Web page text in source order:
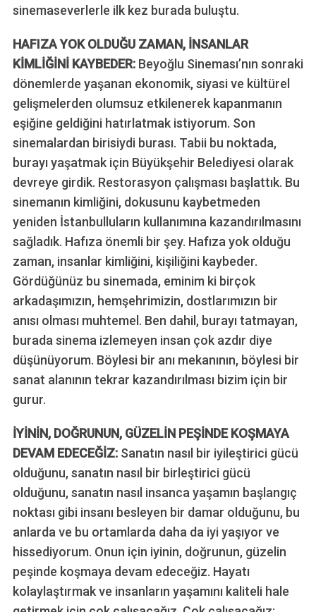
sinemaseverlerle ilk kez burada buluştu.
HAFIZA YOK OLDUĞU ZAMAN, İNSANLAR
KİMLİĞİNİ KAYBEDER: Beyoğlu Sineması’nın sonraki
dönemlerde yaşanan ekonomik, siyasi ve kültürel
gelişmelerden olumsuz etkilenerek kapanmanın
eşiğine geldiğini hatırlatmak istiyorum. Son
sinemalardan birisiydi burası. Tabii bu noktada,
burayı yaşatmak için Büyükşehir Belediyesi olarak
devreye girdik. Restorasyon çalışması başlattık. Bu
sinemanın kimliğini, dokusunu kaybetmeden
yeniden İstanbulluların kullanımına kazandırılmasını
sağladık. Hafıza önemli bir şey. Hafıza yok olduğu
zaman, insanlar kimliğini, kişiliğini kaybeder.
Gördüğünüz bu sinemada, eminim ki birçok
arkadaşımızın, hemşehrimizin, dostlarımızın bir
anısı olması muhtemel. Ben dahil, burayı tatmayan,
burada sinema izlemeyen insan çok azdır diye
düşünüyorum. Böylesi bir anı mekanının, böylesi bir
sanat alanının tekrar kazandırılması bizim için bir
gurur.
İYİNİN, DOĞRUNUN, GÜZELİN PEŞİNDE KOŞMAYA
DEVAM EDECEĞİZ:Sanatın nasıl bir iyileştirici gücü
olduğunu, sanatın nasıl bir birleştirici gücü
olduğunu, sanatın nasıl insanca yaşamın başlangıç
noktası gibi insanı besleyen bir damar olduğunu, bu
anlarda ve bu ortamlarda daha da iyi yaşıyor ve
hissediyorum. Onun için iyinin, doğrunun, güzelin
peşinde koşmaya devam edeceğiz. Hayatı
kolaylaştırmak ve insanların yaşamını kaliteli hale